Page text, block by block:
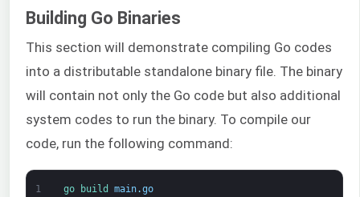
Building Go Binaries
This section will demonstrate compiling Go codes
into a distributable standalone binary file. The binary
will contain not only the Go code but also additional
system codes to run the binary. To compile our
code, run the following command:
1 go build main.go